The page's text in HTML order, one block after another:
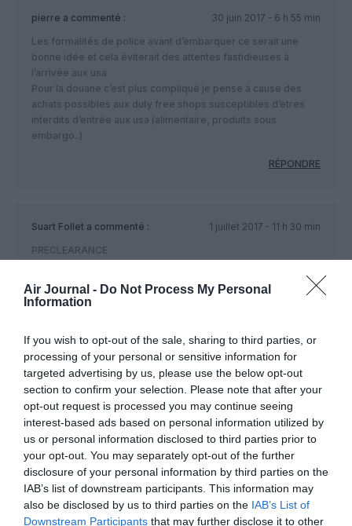
Air Journal - Do Not Process My Personal
Information
If you wish to opt-out of the sale, sharing to third parties, or
processing of your personal or sensitive information for
targeted advertising by us, please use the below opt-out
section to confirm your selection. Please note that after your
opt-out request is processed you may continue seeing
interest-based ads based on personal information utilized by
us or personal information disclosed to third parties prior to
your opt-out. You may separately opt-out of the further
disclosure of your personal information by third parties on the
IAB’s list of downstream participants. This information may
also be disclosed by us to third parties on the IAB’s List of
Downstream Participants that may further disclose it to other
pierre a commenté :
30 juin 2017 - 6 h 55 min
Les formalités de police avant d’embarquer ce serait une
bonne idée et cela éviterait des attentes fastidieuses à
l’arrivée aux usa
Pour la douane c’est plus compliqué je pense à cause des
achats possibles aux duty free shops susceptibles d’etres
interdits d’entrée aux usa (alimentaire, produits sous
embargo..)
RÉPONDRE
Suart Follet a commenté :
1 juillet 2017 - 11 h 30 min
PRECLEARANCE
cela se pratique à YUL ou à YYZ. Cependant ceci totalement
douane exerçant leur travail de contrôle à CDG !! Que fait-on
de notre souveraineté nationale sur notre territoire ?
Pour le confort des voyageurs vers les USA, qui
représentent un micro-pourcentage des 65 millions de
Français, on sacrifierait une partie de notre souveraineté ?
C’est désagréable de poireauter une heure ou plus à l’arrivée
mais il ne faut pas en faire un fromage.
C’est aux Américains de gérer LEUR problème d’immigration
et de douane chez eux. Chacun son métier et les vaches sont
bien gardées.
Et pourquoi pas une preclearance vers la Chine, le Guatemala
et la Patagonie ?